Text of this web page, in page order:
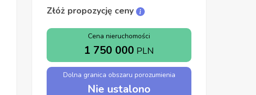
Złóż propozycję ceny
Cena nieruchomości
1 750 000 PLN
Dolna granica obszaru porozumienia
Nie ustalono